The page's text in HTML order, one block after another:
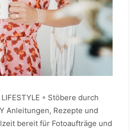
LIFESTYLE ◦ Stöbere durch
Anleitungen, Rezepte und
bereit für Fotoaufträge und